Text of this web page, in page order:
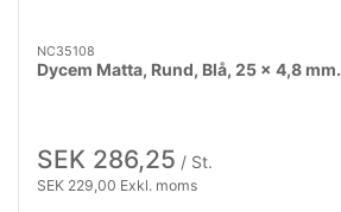
NC35108
Dycem Matta, Rund, Blå, 25 x 4,8 mm.
SEK 286,25 / St.
SEK 229,00 Exkl. moms